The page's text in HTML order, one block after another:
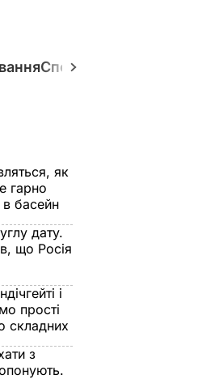
Спецпроєкти
як
гарно
басейн
дату.
що Росія
і
прості
складних
з